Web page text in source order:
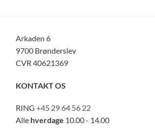
Arkaden 6
9700 Brønderslev
CVR 40621369
KONTAKT OS
RING +45 29 64 56 22
Alle hverdage 10.00 - 14.00